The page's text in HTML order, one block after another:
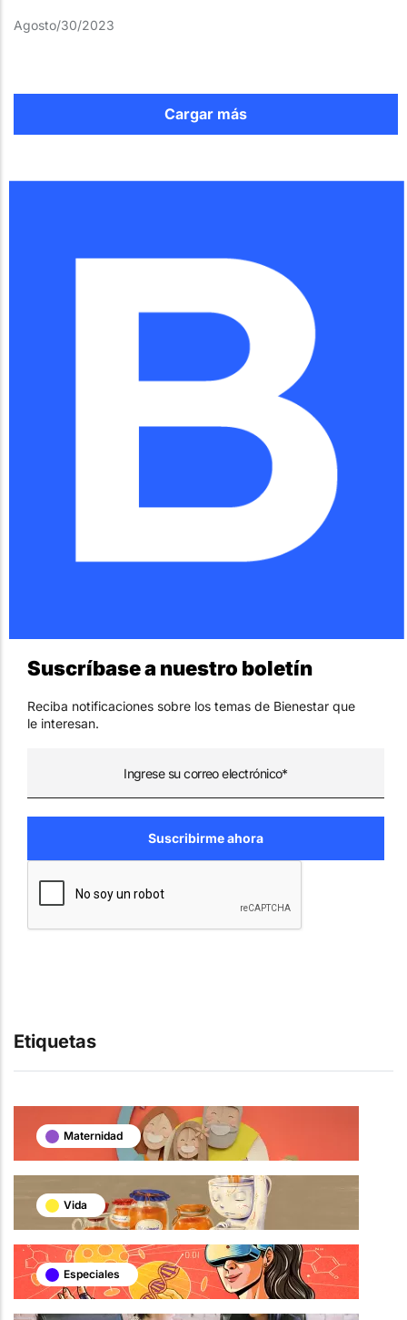
Agosto/30/2023
Cargar más
Suscríbase a nuestro boletín
Reciba notificaciones sobre los temas de Bienestar que
le interesan.
Etiquetas
Maternidad
Vida
Especiales